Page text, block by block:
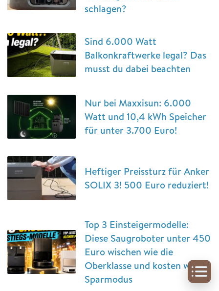
schlagen?
Sind 6.000 Watt
Balkonkraftwerke legal? Das
musst du dabei beachten
Nur bei Maxxisun: 6.000
Watt und 10,4 kWh Speicher
für unter 3.700 Euro!
Heftiger Preissturz für Anker
SOLIX 3! 500 Euro reduziert!
Top 3 Einsteigermodelle:
Diese Saugroboter unter 450
Euro wischen wie die
Oberklasse und kosten wie im
Sparmodus